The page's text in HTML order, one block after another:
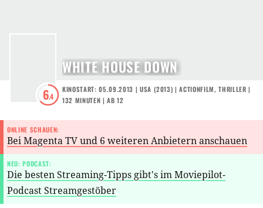
6.4
WHITE HOUSE DOWN
KINOSTART: 05.09.2013 | USA (2013) |ACTIONFILM,THRILLER |
132 MINUTEN |AB 12
ONLINE SCHAUEN:
Bei Magenta TV und 6 weiteren Anbietern anschauen
NEU: PODCAST:
Die besten Streaming-Tipps gibt's im Moviepilot-
Podcast Streamgestöber